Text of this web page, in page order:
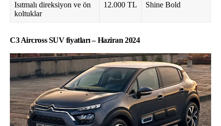
Isıtmalı direksiyon ve ön
koltuklar
12.000 TL Shine Bold
C3 Aircross SUV fiyatları – Haziran 2024